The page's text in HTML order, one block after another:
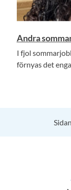
Andra
I fjol
förnyas det